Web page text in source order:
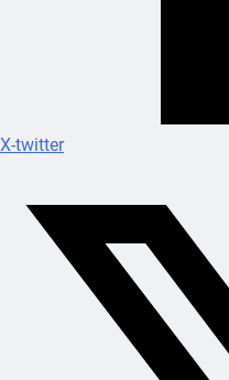
X-twitter